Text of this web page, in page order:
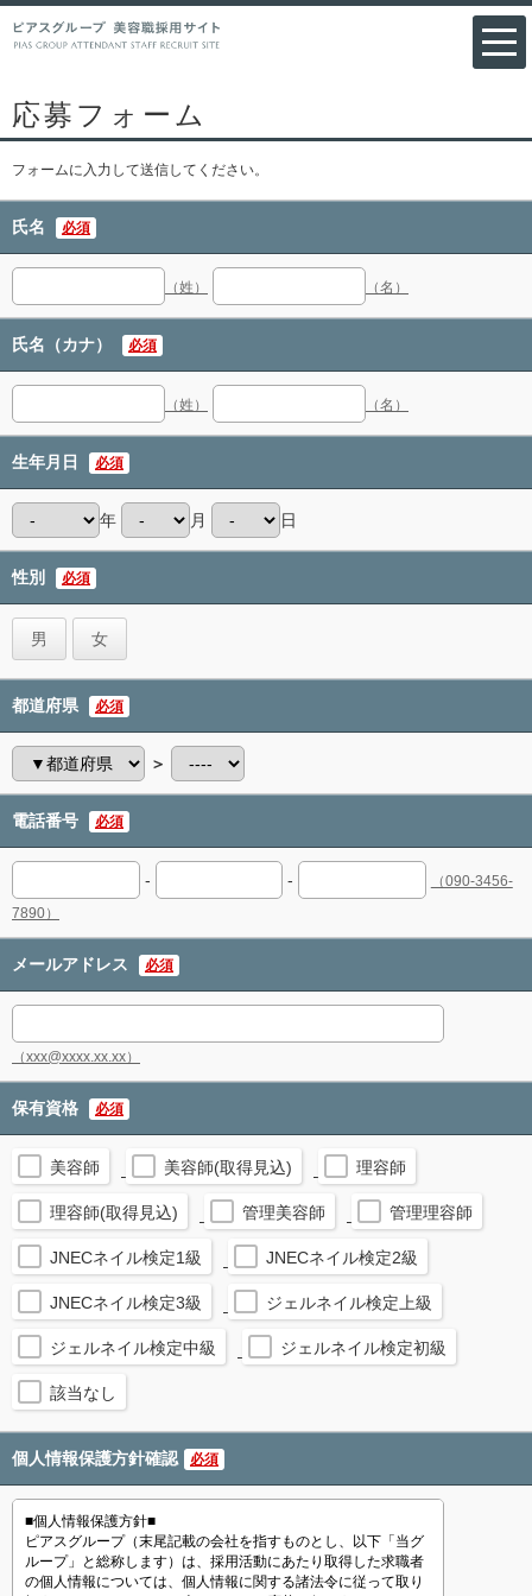
応募フォーム
フォームに入力して送信してください。
氏名 必須
（姓） （名）
氏名（カナ） 必須
（姓） （名）
生年月日 必須
年 月 日
性別 必須
男 女
都道府県 必須
＞
電話番号 必須
- -
（090-3456-
7890）
メールアドレス 必須
（xxx@xxxx.xx.xx）
保有資格 必須
美容師 美容師(取得見込) 理容師
理容師(取得見込) 管理美容師 管理理容師
JNECネイル検定1級 JNECネイル検定2級
JNECネイル検定3級 ジェルネイル検定上級
ジェルネイル検定中級 ジェルネイル検定初級
該当なし
個人情報保護方針確認 必須